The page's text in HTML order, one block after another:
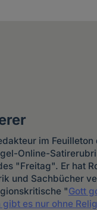
im Feuilleton
Online-
"Freitag". Er hat
und Sachbücher
"Gott
es nur ohne